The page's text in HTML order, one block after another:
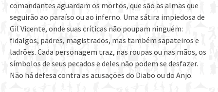
comandantes aguardam os mortos, que são as almas que
seguirão ao paraíso ou ao inferno. Uma sátira impiedosa de
Gil Vicente, onde suas críticas não poupam ninguém:
fidalgos, padres, magistrados, mas também sapateiros e
ladrões. Cada personagem traz, nas roupas ou nas mãos, os
símbolos de seus pecados e deles não podem se desfazer.
Não há defesa contra as acusações do Diabo ou do Anjo.